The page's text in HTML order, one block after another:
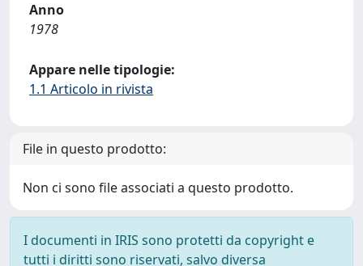
Anno
1978
Appare nelle tipologie:
1.1 Articolo in rivista
File in questo prodotto:
Non ci sono file associati a questo prodotto.
I documenti in IRIS sono protetti da copyright e
tutti i diritti sono riservati, salvo diversa